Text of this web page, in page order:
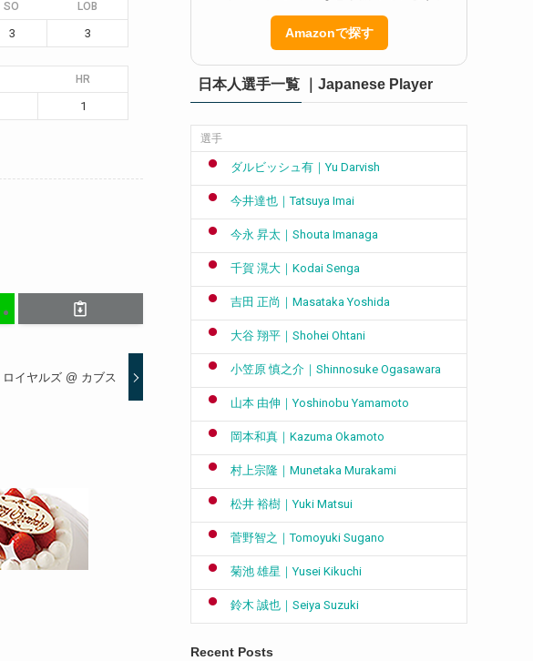
SO LOB
3 3
HR
1
ロイヤルズ @ カブス
Amazonで探す
日本人選手一覧 ｜Japanese Player
選手
ダルビッシュ有｜Yu Darvish
今井達也｜Tatsuya Imai
今永 昇太｜Shouta Imanaga
千賀 滉大｜Kodai Senga
吉田 正尚｜Masataka Yoshida
大谷 翔平｜Shohei Ohtani
小笠原 慎之介｜Shinnosuke Ogasawara
山本 由伸｜Yoshinobu Yamamoto
岡本和真｜Kazuma Okamoto
村上宗隆｜Munetaka Murakami
松井 裕樹｜Yuki Matsui
菅野智之｜Tomoyuki Sugano
菊池 雄星｜Yusei Kikuchi
鈴木 誠也｜Seiya Suzuki
Recent Posts